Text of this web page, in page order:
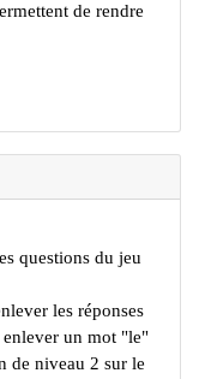
de rendre
questions du jeu
les réponses
enlever un mot "le"
de niveau 2 sur le